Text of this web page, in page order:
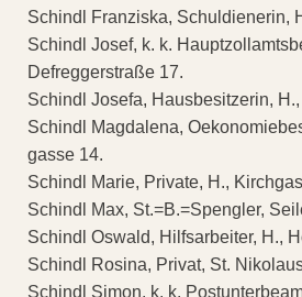
Schindl Franziska, Schuldienerin,
Schindl Josef, k. k.
Defreggerstraße 17.
Schindl Josefa, Hausbesitzerin,
Schindl Magdalena,
gasse 14.
Schindl Marie, Private, H.,
Schindl Max, St.=B.=Spengler,
Schindl Oswald, Hilfsarbeiter, H.,
Schindl Rosina, Privat, St.
Schindl Simon, k. k.